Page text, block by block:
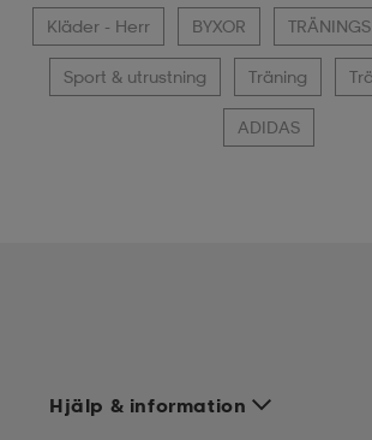
Kläder - Herr BYXOR
Sport & utrustning Träning
ADIDAS
Hjälp & information